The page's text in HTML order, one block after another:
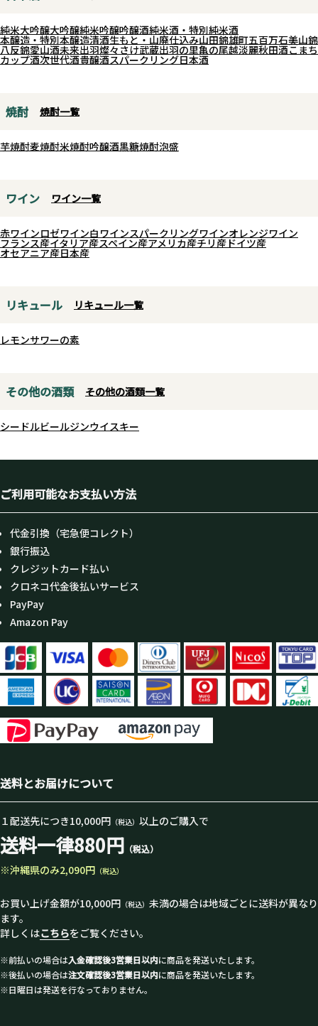
す。 澄んだ吟醸香に穏やかに広が
る旨味、食事との相性も良い子の
ております。
純米大吟醸大吟醸純米吟醸吟醸酒純米酒・特別純米酒
本醸造・特別本醸造清酒生もと・山廃仕込み山田錦雄町五百万石美山錦
八反錦愛山酒未来出羽燦々さけ武蔵出羽の里亀の尾越淡麗秋田酒こまち
カップ酒次世代酒貴醸酒スパークリング日本酒
焼酎 焼酎一覧
芋焼酎麦焼酎米焼酎吟醸酒黒糖焼酎泡盛
ワイン ワイン一覧
赤ワインロゼワイン白ワインスパークリングワインオレンジワイン
フランス産イタリア産スペイン産アメリカ産チリ産ドイツ産
オセアニア産日本産
リキュール リキュール一覧
レモンサワーの素
その他の酒類 その他の酒類一覧
シードルビールジンウイスキー
ご利用可能なお支払い方法
代金引換（宅急便コレクト）
銀行振込
クレジットカード払い
クロネコ代金後払いサービス
PayPay
Amazon Pay
送料とお届けについて
１配送先につき10,000円 （税込） 以上のご購入で
送料一律880円 （税込）
※沖縄県のみ2,090円 （税込）
お買い上げ金額が10,000円 （税込） 未満の場合は地域ごとに送料が異なり
ます。
詳しくはこちらをご覧ください。
※前払いの場合は入金確認後3営業日以内に商品を発送いたします。
※後払いの場合は注文確認後3営業日以内に商品を発送いたします。
※日曜日は発送を行なっておりません。